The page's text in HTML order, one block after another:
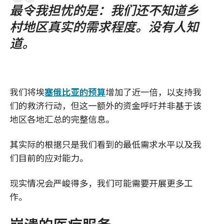
最令我担忧的是：我们还不知道乡
村地区真实的需求程度。没有人知
道。
我们将埃塞俄比亚的预算增加了近一倍，以支持我
们的救济行动，但这一额外的资金呼吁并非基于该
地区各地汇总的完整信息。
其实际的根据只是我们看到的最低需求水平以及我
们目前的应对能力。
现实情况会严峻得多，我们可能需要开展更多工
作。